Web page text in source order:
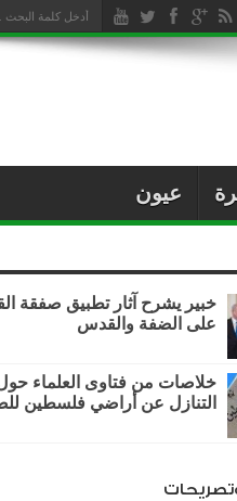
عيون
خبير يشرح آثار تطبيق صفقة
على الضفة والقدس
خلاصات من فتاوى العلماء حول
التنازل عن أراضي فلسطين